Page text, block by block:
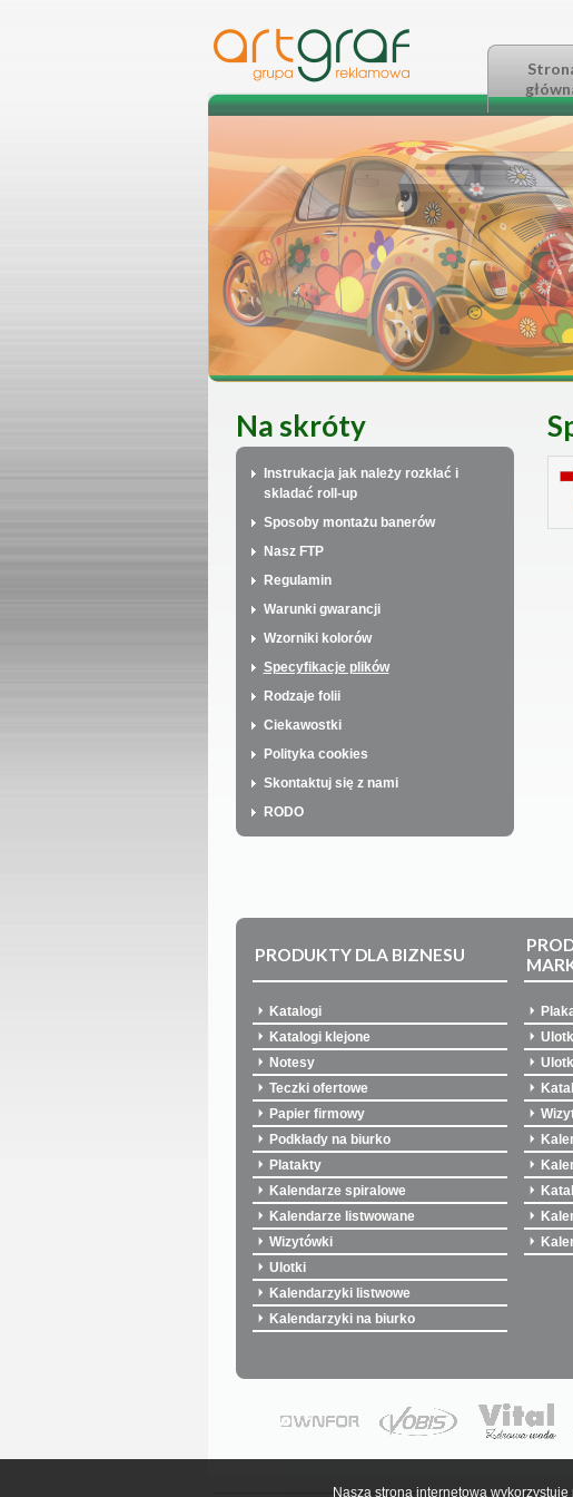
Na skróty
Instrukacja jak należy rozkłać i
skladać roll-up
Sposoby montażu banerów
Nasz FTP
Regulamin
Warunki gwarancji
Wzorniki kolorów
Specyfikacje plików
Rodzaje folii
Ciekawostki
Polityka cookies
Skontaktuj się z nami
RODO
PRODUKTY DLA BIZNESU
Katalogi
Katalogi klejone
Notesy
Teczki ofertowe
Papier firmowy
Podkłady na biurko
Platakty
Kalendarze spiralowe
Kalendarze listwowane
Wizytówki
Ulotki
Kalendarzyki listwowe
Kalendarzyki na biurko
Nasza strona internetowa